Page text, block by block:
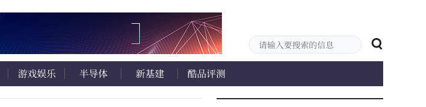
游戏娱乐 半导体 新基建 酷品评测